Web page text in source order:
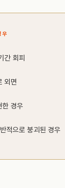
우
간 회피
외면
한 경우
적으로 붕괴된 경우